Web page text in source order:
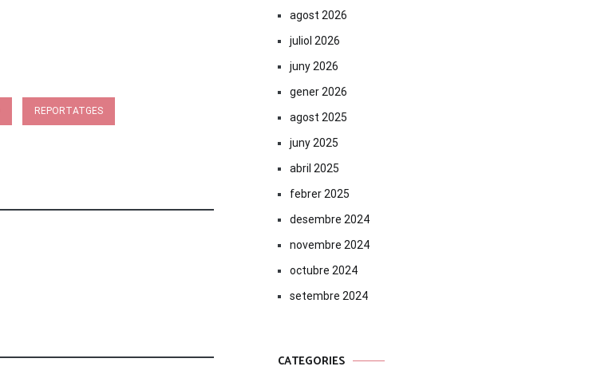
REPORTATGES
agost 2026
juliol 2026
juny 2026
gener 2026
agost 2025
juny 2025
abril 2025
febrer 2025
desembre 2024
novembre 2024
octubre 2024
setembre 2024
CATEGORIES